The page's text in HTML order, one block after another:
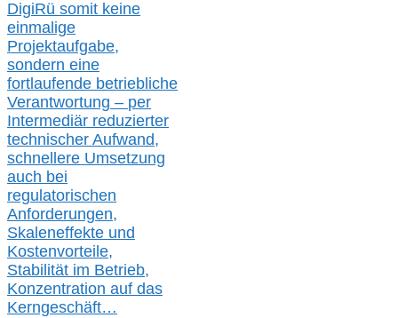
DigiRü somit keine
einmalige
Projektaufgabe,
sondern eine
fortlaufende betriebliche
Verantwortung – per
Intermediär reduzierter
technischer Aufwand,
schnellere Umsetzung
auch bei
regulatorischen
Anforderungen,
Skaleneffekte und
Kostenvorteile,
Stabilität im Betrieb,
Konzentration auf das
Kerngeschäft…